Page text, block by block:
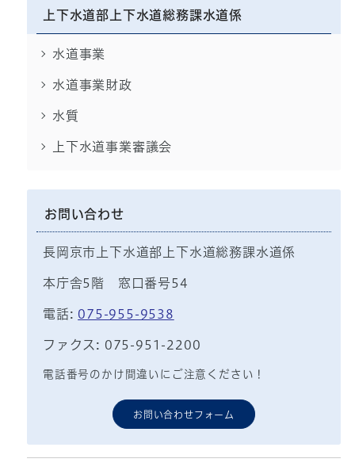
上下水道部上下水道総務課水道係
水道事業
水道事業財政
水質
上下水道事業審議会
お問い合わせ
長岡京市上下水道部上下水道総務課水道係
本庁舎5階 窓口番号54
電話: 075-955-9538
ファクス: 075-951-2200
電話番号のかけ間違いにご注意ください！
お問い合わせフォーム